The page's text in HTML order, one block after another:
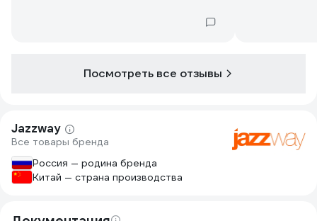
Посмотреть все отзывы
Jazzway
Все товары бренда
Россия — родина бренда
Китай — страна производства